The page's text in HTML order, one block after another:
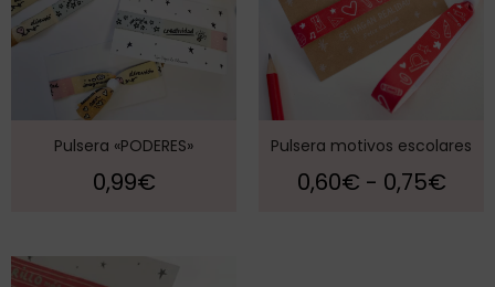
Pulsera «PODERES»
0,99€
Pulsera motivos escolares
0,60€ - 0,75€